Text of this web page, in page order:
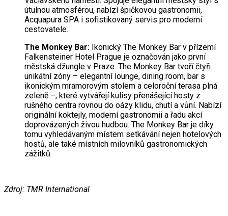
útulnou atmosférou, nabízí špičkovou gastronomii,
Acquapura SPA i sofistikovaný servis pro moderní
cestovatele.
The Monkey Bar: Ikonický The Monkey Bar v přízemí
Falkensteiner Hotel Prague je označován jako první
městská džungle v Praze. The Monkey Bar tvoří čtyři
unikátní zóny – elegantní lounge, dining room, bar s
ikonickým mramorovým stolem a celoroční terasa plná
zeleně –, které vytvářejí kulisy přenášející hosty z
rušného centra rovnou do oázy klidu, chutí a vůní. Nabízí
originální koktejly, moderní gastronomii a řadu akcí
doprovázených živou hudbou. The Monkey Bar je díky
tomu vyhledávaným místem setkávání nejen hotelových
hostů, ale také místních milovníků gastronomických
zážitků.
Zdroj: TMR International